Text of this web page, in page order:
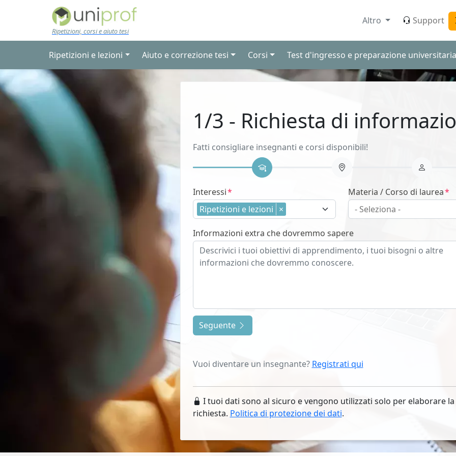
Skip to main content
Ripetizioni, corsi e aiuto tesi
Altro Support
Ripetizioni e lezioni Aiuto e correzione tesi Corsi Test d'ingresso e preparazione universitaria
1/3 - Richiesta di
Fatti consigliare insegnanti e corsi disponibili!
Interessi
Ripetizioni e lezioni ×
Materia / Corso di laurea
Informazioni extra che dovremmo sapere
Seguente
Vuoi diventare un insegnante? Registrati qui
I tuoi dati sono al sicuro e vengono utilizzati solo per elaborare
richiesta. Politica di protezione dei dati.